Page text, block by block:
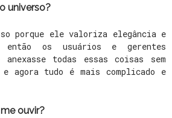
universo?
porque ele valoriza elegância e
então os usuários e gerentes
anexasse todas essas coisas sem
agora tudo é mais complicado e
ouvir?